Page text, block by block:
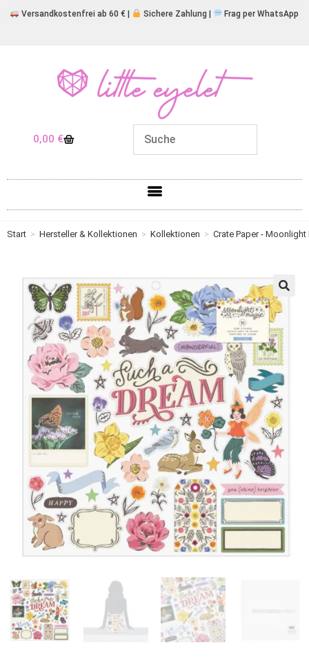
Versandkostenfrei ab 60 € | Sichere Zahlung | Frag per WhatsApp
0,00 €
Start > Hersteller & Kollektionen > Kollektionen > Crate Paper -